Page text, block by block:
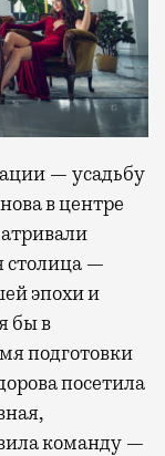
— усадьбу
в центре
столица —
эпохи и
бы в
подготовки
посетила
команду —